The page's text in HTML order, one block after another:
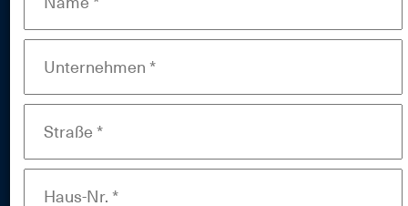
Die Mitglieder des Zukunftsrats aus
Wissenschaft, Wirtschaft und Politik
beschäftigen sich mit neuen Technologien
für den Standort Bayern
Constructing Our Future.
Planen. Bauen. Leben.